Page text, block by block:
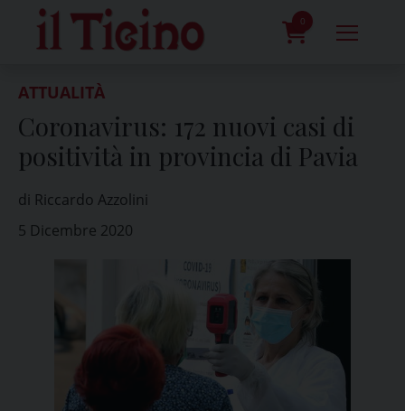
content
0
ATTUALITÀ
Coronavirus: 172 nuovi casi di
positività in provincia di Pavia
di Riccardo Azzolini
5 Dicembre 2020